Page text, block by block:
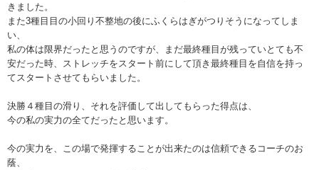
きました。
また3種目目の小回り不整地の後にふくらはぎがつりそうになってしま
い、
私の体は限界だったと思うのですが、まだ最終種目が残っていとても不
安だった時、ストレッチをスタート前にして頂き最終種目を自信を持っ
てスタートさせてもらいました。
決勝４種目の滑り、それを評価して出してもらった得点は、
今の私の実力の全てだったと思います。
今の実力を、この場で発揮することが出来たのは信頼できるコーチのお
蔭、